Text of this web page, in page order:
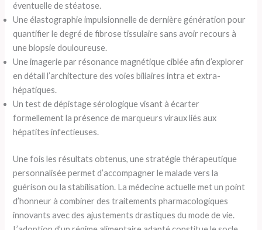
éventuelle de stéatose.
Une élastographie impulsionnelle de dernière génération pour
quantifier le degré de fibrose tissulaire sans avoir recours à
une biopsie douloureuse.
Une imagerie par résonance magnétique ciblée afin d’explorer
en détail l’architecture des voies biliaires intra et extra-
hépatiques.
Un test de dépistage sérologique visant à écarter
formellement la présence de marqueurs viraux liés aux
hépatites infectieuses.
Une fois les résultats obtenus, une stratégie thérapeutique
personnalisée permet d’accompagner le malade vers la
guérison ou la stabilisation. La médecine actuelle met un point
d’honneur à combiner des traitements pharmacologiques
innovants avec des ajustements drastiques du mode de vie.